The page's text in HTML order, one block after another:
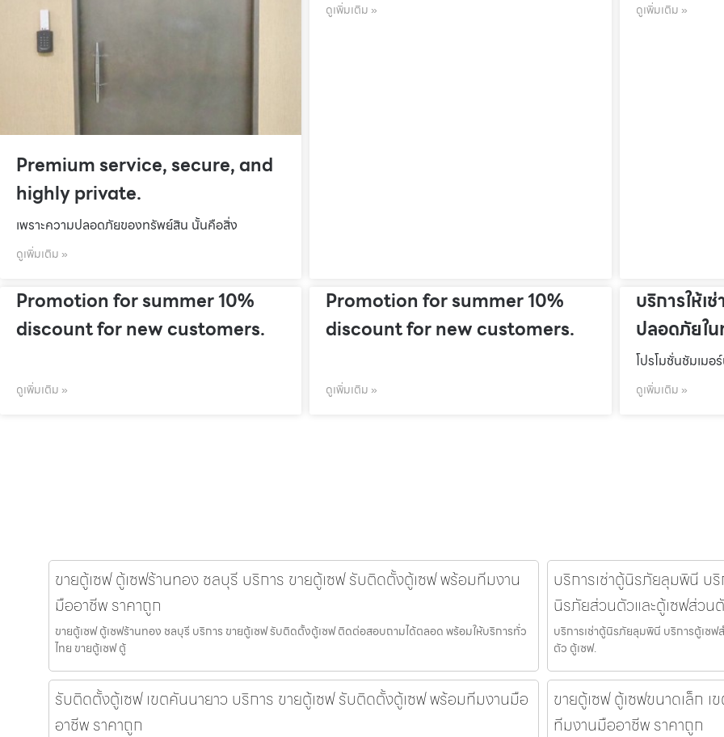
Premium service, secure, and
highly private.
เพราะความปลอดภัยของทรัพย์สิน นั้นคือสิ่ง
ดูเพิ่มเติม »
ดูเพิ่มเติม » ดูเพิ่มเติม »
Promotion for summer 10%
discount for new customers.
ดูเพิ่มเติม »
Promotion for summer 10%
discount for new customers.
ดูเพิ่มเติม »
บริการให้เ
ปลอดภัยใ
โปรโมชั่นชัมเมอ
ดูเพิ่มเติม »
ขายตู้เซฟ ตู้เซฟร้านทอง ชลบุรี บริการ ขายตู้เซฟ รับติดตั้งตู้เซฟ พร้อมทีมงาน
มืออาชีพ ราคาถูก
ขายตู้เซฟ ตู้เซฟร้านทอง ชลบุรี บริการ ขายตู้เซฟ รับติดตั้งตู้เซฟ ติดต่อสอบถามได้ตลอด พร้อมให้บริการทั่ว
ไทย ขายตู้เซฟ ตู้
บริการเช่าตู้นิรภัยลุมพินี บริ
นิรภัยส่วนตัวและตู้เซฟส่วน
บริการเช่าตู้นิรภัยลุมพินี บริการตู้เซฟ
ตัว ตู้เซฟ.
รับติดตั้งตู้เซฟ เขตคันนายาว บริการ ขายตู้เซฟ รับติดตั้งตู้เซฟ พร้อมทีมงานมือ
อาชีพ ราคาถูก
ขายตู้เซฟ ตู้เซฟขนาดเล็ก
ทีมงานมืออาชีพ ราคาถูก